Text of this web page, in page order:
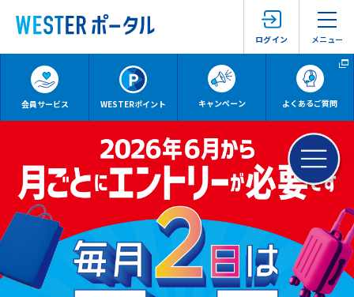
ログイン メニュー
会員サービス WESTERポイント キャンペーン よくあるご質問